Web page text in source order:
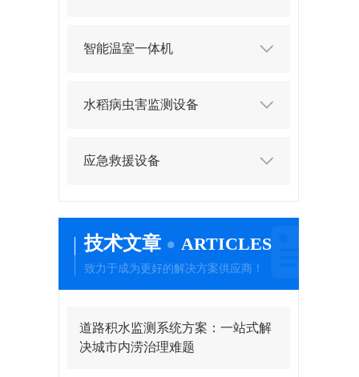
智能温室一体机
水稻病虫害监测设备
应急救援设备
技术文章 ARTICLES
致力于成为更好的解决方案供应商！
道路积水监测系统方案：一站式解
决城市内涝治理难题